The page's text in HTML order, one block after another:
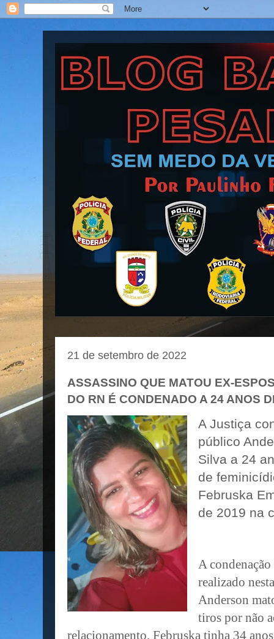
Blog Barra Pesada
21 de setembro de 2022
ASSASSINO QUE MATOU EX-
DO RN É CONDENADO A 24 ANOS
A Justiça
público
Silva a 24
de
Februska
de 2019 na
A
realizado
Anderson
tiros por não
relacionamento. Februska tinha 34